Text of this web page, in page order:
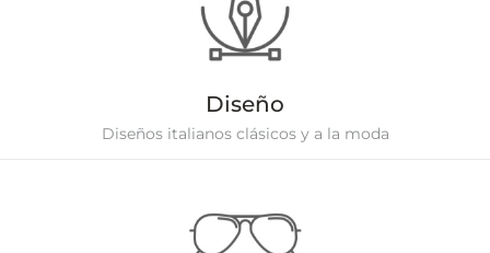
Diseño
Diseños italianos clásicos y a la moda